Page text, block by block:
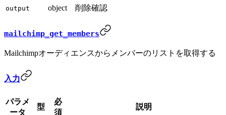
output object 削除確認
mailchimp_get_members
Mailchimpオーディエンスからメンバーのリストを取得する
入力
パラメ
ータ
型
必
須
説明